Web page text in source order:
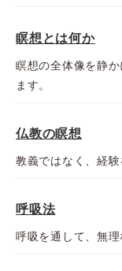
瞑想とは何か
瞑想の全体像を静
ます。
仏教の瞑想
教義ではなく、経
呼吸法
呼吸を通して、無